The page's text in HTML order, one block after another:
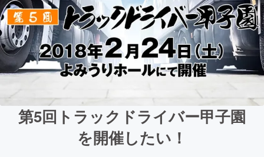
第5回トラックドライバー甲子園
を開催したい！